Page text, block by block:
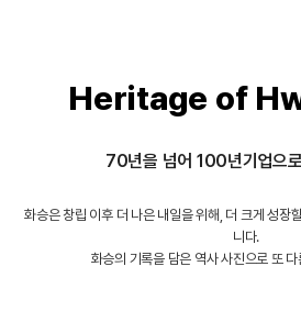
Heritage of
70년을 넘어 100년기업으
화승은 창립 이후 더 나은 내일을 위해, 더 크게 성장
니다.
화승의 기록을 담은 역사 사진으로 또